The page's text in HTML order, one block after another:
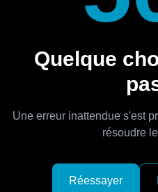
Quelque
Une erreur inattendue s'est
résoudre
Réessayer